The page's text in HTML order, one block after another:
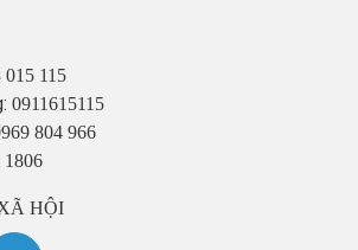
015 115
0911615115
804 966
1806
HỘI